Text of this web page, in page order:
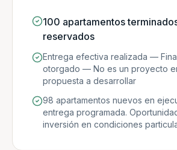
100 apartamentos
reservados
Entrega efectiva realizada —
otorgado — No es un proyecto
propuesta a desarrollar
98 apartamentos nuevos en
entrega programada.
inversión en condiciones